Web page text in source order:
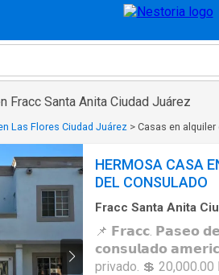
Fracc Santa Anita Ciudad Juárez
Las Flores Ciudad Juárez > Casas en
HERMOSA CASA
DEL CONSULADO
Fracc Santa Anita
Calefacción·Caseta
Cuarto de servicio·
natural· Recámara
📌 𝗙𝗿𝗮𝗰𝗰. 𝗣𝗮𝘀𝗲𝗼
𝗰𝗼𝗻𝘀𝘂𝗹𝗮𝗱𝗼 𝗮𝗺𝗲𝗿𝗶𝗰𝗮𝗻𝗼).
privado. 💲 20,000.00 𝗠𝗫𝗡. 𝗜𝗻𝗰𝗹𝘂𝘆𝗲